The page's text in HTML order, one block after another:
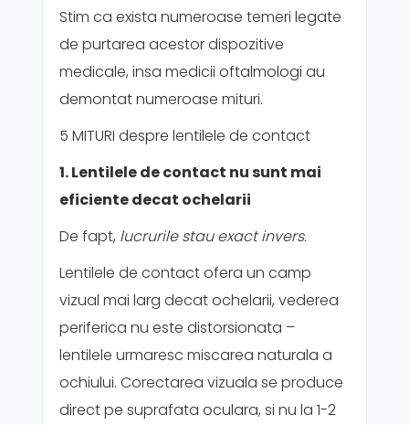
Stim ca exista numeroase temeri legate
de purtarea acestor dispozitive
medicale, insa medicii oftalmologi au
demontat numeroase mituri.
5 MITURI despre lentilele de contact
1. Lentilele de contact nu sunt mai
eficiente decat ochelarii
De fapt, lucrurile stau exact invers.
Lentilele de contact ofera un camp
vizual mai larg decat ochelarii, vederea
periferica nu este distorsionata –
lentilele urmaresc miscarea naturala a
ochiului. Corectarea vizuala se produce
direct pe suprafata oculara, si nu la 1-2